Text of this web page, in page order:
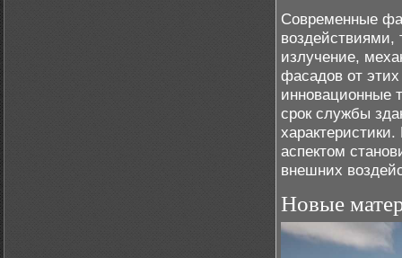
Современные
воздействиями,
излучение,
фасадов от
инновационные
срок службы
аспектом
внешних
Новые